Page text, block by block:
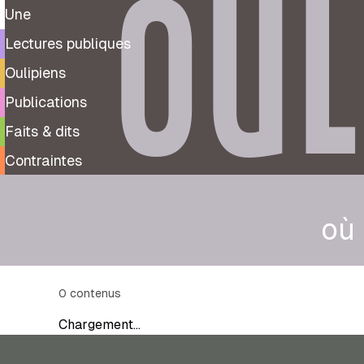
Une
Lectures publiques
Oulipiens
Publications
Faits & dits
Contraintes
où
0 contenus
Chargement…